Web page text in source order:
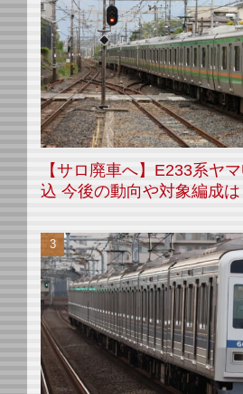
【サロ廃車へ】E233系ヤ
込 今後の動向や対象編成は